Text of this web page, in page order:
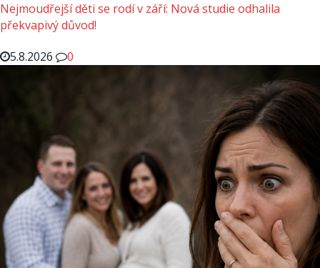
Nejmoudřejší děti se rodí v září: Nová studie odhalila
překvapivý důvod!
5.8.2026
0